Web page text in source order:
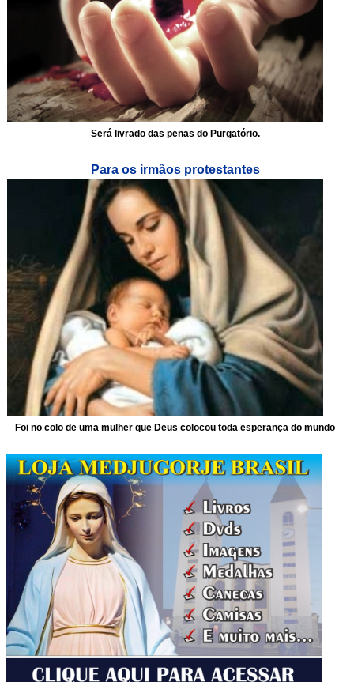
Será livrado das penas do Purgatório.
Para os irmãos protestantes
Foi no colo de uma mulher que Deus colocou toda esperança do mundo